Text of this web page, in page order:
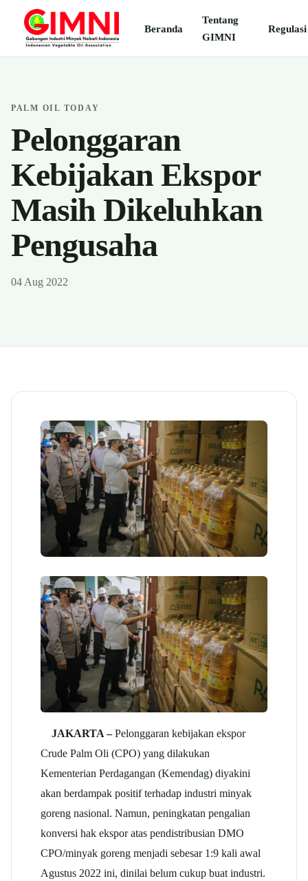
Beranda
Tentang
GIMNI
Regulasi
PALM OIL TODAY
Pelonggaran
Kebijakan Ekspor
Masih Dikeluhkan
Pengusaha
04 Aug 2022
JAKARTA –Pelonggaran kebijakan ekspor
Crude Palm Oli (CPO) yang dilakukan
Kementerian Perdagangan (Kemendag) diyakini
akan berdampak positif terhadap industri minyak
goreng nasional. Namun, peningkatan pengalian
konversi hak ekspor atas pendistribusian DMO
CPO/minyak goreng menjadi sebesar 1:9 kali awal
Agustus 2022 ini, dinilai belum cukup buat industri.